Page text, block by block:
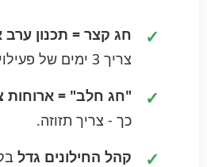
חג קצר = תכנון ערב
צריך 3 ימים של פעילויות.
"חג חלב" = ארוחות
כך - צריך תזוזה.
קהל החילונים גדל